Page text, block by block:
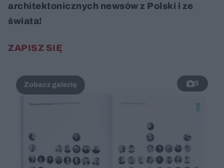
architektonicznych newsów z Polski i ze
świata!
ZAPISZ SIĘ
5